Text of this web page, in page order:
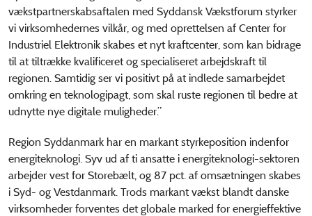
vækstpartnerskabsaftalen med Syddansk Vækstforum styrker
vi virksomhedernes vilkår, og med oprettelsen af Center for
Industriel Elektronik skabes et nyt kraftcenter, som kan bidrage
til at tiltrække kvalificeret og specialiseret arbejdskraft til
regionen. Samtidig ser vi positivt på at indlede samarbejdet
omkring en teknologipagt, som skal ruste regionen til bedre at
udnytte nye digitale muligheder.”
Region Syddanmark har en markant styrkeposition indenfor
energiteknologi. Syv ud af ti ansatte i energiteknologi-sektoren
arbejder vest for Storebælt, og 87 pct. af omsætningen skabes
i Syd- og Vestdanmark. Trods markant vækst blandt danske
virksomheder forventes det globale marked for energieffektive